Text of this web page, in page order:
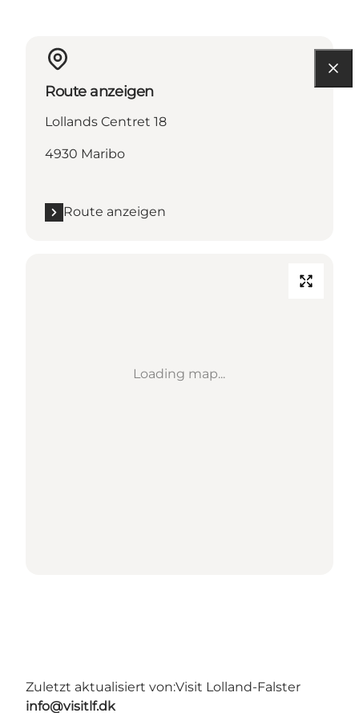
Route anzeigen
Lollands Centret 18
4930 Maribo
Route anzeigen
Loading map...
Zuletzt aktualisiert von:Visit Lolland-Falster
info@visitlf.dk